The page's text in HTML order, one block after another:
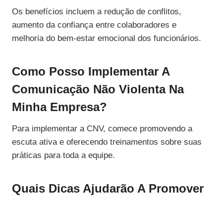
Os benefícios incluem a redução de conflitos,
aumento da confiança entre colaboradores e
melhoria do bem-estar emocional dos funcionários.
Como Posso Implementar A
Comunicação Não Violenta Na
Minha Empresa?
Para implementar a CNV, comece promovendo a
escuta ativa e oferecendo treinamentos sobre suas
práticas para toda a equipe.
Quais Dicas Ajudarão A Promover